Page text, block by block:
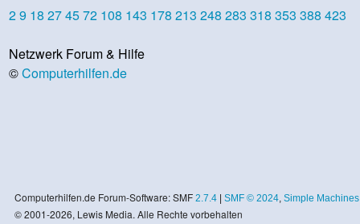
29 18 274572 108 143 178 213 248 283 318 353 388 423
Netzwerk Forum & Hilfe
©Computerhilfen.de
Computerhilfen.de Forum-Software: SMF 2.7.4| SMF © 2024, Simple Machines
© 2001-2026, Lewis Media. Alle Rechte vorbehalten